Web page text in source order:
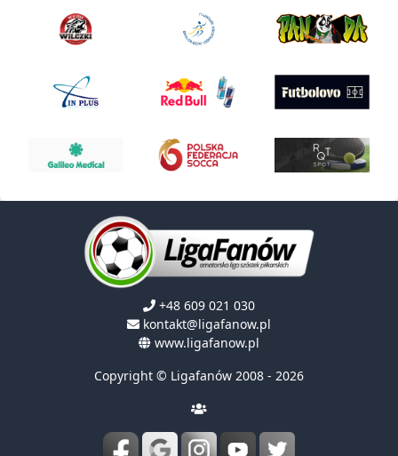
+48 609 021 030
kontakt@ligafanow.pl
www.ligafanow.pl
Copyright © Ligafanów 2008 - 2026